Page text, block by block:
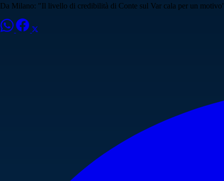
Da Milano: "Il livello di credibilità di Conte sul Var cala per un